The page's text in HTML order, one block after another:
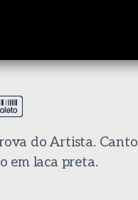
do Artista. Canto
em laca preta.